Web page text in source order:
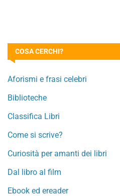
COSA CERCHI?
Aforismi e frasi celebri
Biblioteche
Classifica Libri
Come si scrive?
Curiosità per amanti dei libri
Dal libro al film
Ebook ed ereader